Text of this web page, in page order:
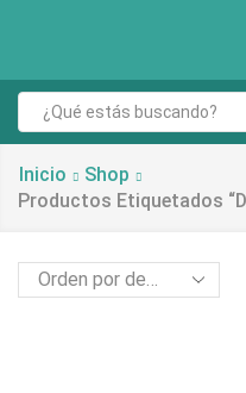
Inicio
Shop
Productos Etiquetados